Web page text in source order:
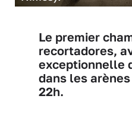
Le premier
recortadores,
exceptionnelle
dans les
22h.